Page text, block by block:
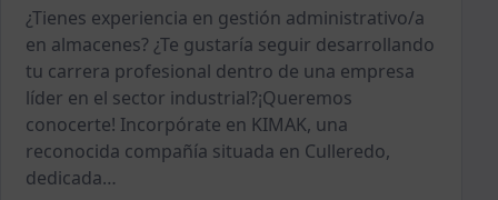
¿Tienes experiencia en gestión administrativo/a
en almacenes? ¿Te gustaría seguir desarrollando
tu carrera profesional dentro de una empresa
líder en el sector industrial?¡Queremos
conocerte! Incorpórate en KIMAK, una
reconocida compañía situada en Culleredo,
dedicada…